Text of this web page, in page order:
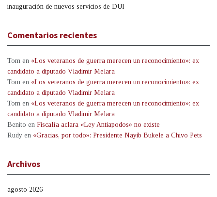
inauguración de nuevos servicios de DUI
Comentarios recientes
Tom en «Los veteranos de guerra merecen un reconocimiento»: ex
candidato a diputado Vladimir Melara
Tom en «Los veteranos de guerra merecen un reconocimiento»: ex
candidato a diputado Vladimir Melara
Tom en «Los veteranos de guerra merecen un reconocimiento»: ex
candidato a diputado Vladimir Melara
Benito en Fiscalía aclara «Ley Antiapodos» no existe
Rudy en «Gracias, por todo»: Presidente Nayib Bukele a Chivo Pets
Archivos
agosto 2026